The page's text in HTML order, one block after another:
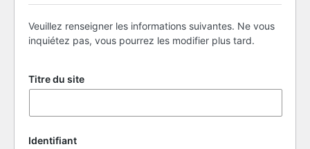
Veuillez renseigner les informations suivantes. Ne vous
inquiétez pas, vous pourrez les modifier plus tard.
Titre du site
Identifiant